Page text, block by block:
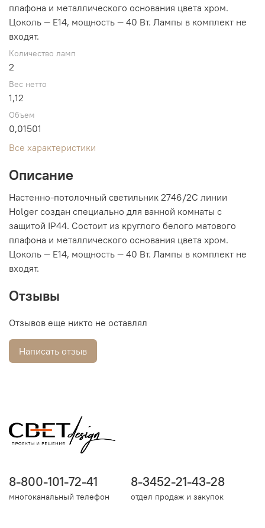
плафона и металлического основания цвета хром.
Цоколь — E14, мощность — 40 Вт. Лампы в комплект не
входят.
Количество ламп
2
Вес нетто
1,12
Объем
0,01501
Все характеристики
Описание
Настенно-потолочный светильник 2746/2C линии
Holger создан специально для ванной комнаты с
защитой IP44. Состоит из круглого белого матового
плафона и металлического основания цвета хром.
Цоколь — E14, мощность — 40 Вт. Лампы в комплект не
входят.
Отзывы
Отзывов еще никто не оставлял
Написать отзыв
8-800-101-72-41
многоканальный телефон
8-3452-21-43-28
отдел продаж и закупок